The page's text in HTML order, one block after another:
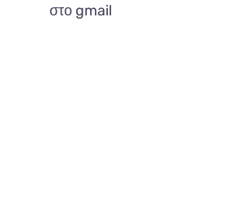
στο gmail